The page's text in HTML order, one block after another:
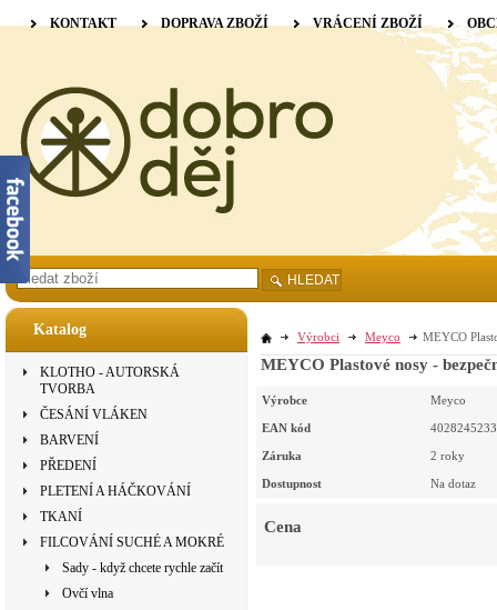
Katalog
KLOTHO - AUTORSKÁ
TVORBA
ČESÁNÍ VLÁKEN
BARVENÍ
PŘEDENÍ
PLETENÍ A HÁČKOVÁNÍ
TKANÍ
FILCOVÁNÍ SUCHÉ A MOKRÉ
Sady - když chcete rychle začít
Ovčí vlna
Výrobci Meyco MEYCO
MEYCO Plastové nosy -
Výrobce Meyco
EAN kód
Záruka 2 roky
Dostupnost Na dotaz
Cena
KONTAKT DOPRAVA ZBOŽÍ VRÁCENÍ ZBOŽÍ
HLEDAT